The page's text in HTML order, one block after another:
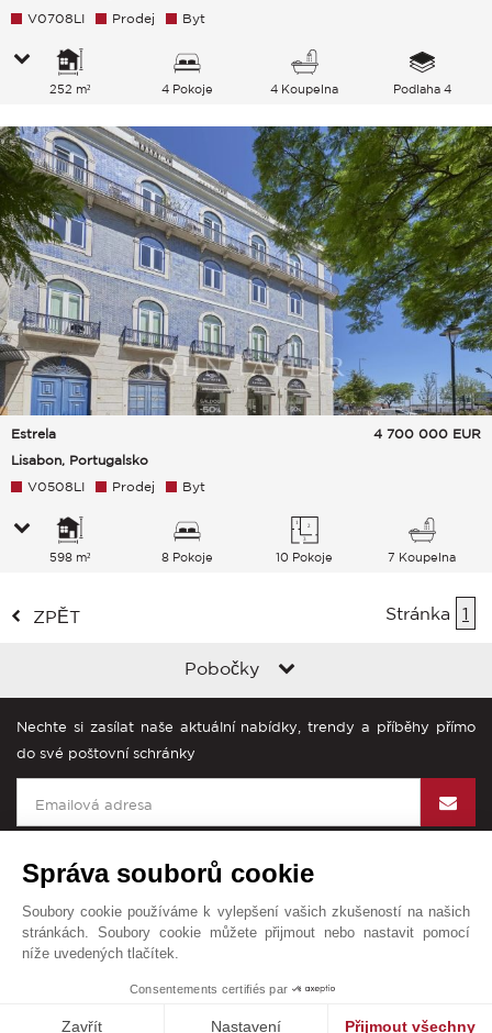
V0708LI Prodej Byt
252 m² 4 Pokoje 4 Koupelna Podlaha 4
Estrela
Lisabon, Portugalsko
4 700 000 EUR
V0508LI Prodej Byt
598 m² 8 Pokoje 10 Pokoje 7 Koupelna
ZPĚT Stránka 1
Pobočky
Nechte si zasílat naše aktuální nabídky, trendy a příběhy přímo
do své poštovní schránky
John Taylor na světě
Všeobecné obchodní podmínky
Správa souborů cookie
Soubory cookie používáme k vylepšení vašich zkušeností na našich
stránkách. Soubory cookie můžete přijmout nebo nastavit pomocí
níže uvedených tlačítek.
Consentements certifiés par
Zavřít Nastavení Přijmout všechny